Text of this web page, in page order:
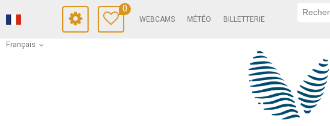
Français
0
WEBCAMS MÉTÉO BILLETTERIE